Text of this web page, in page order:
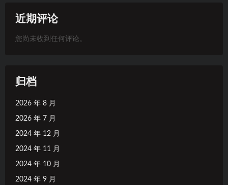
近期评论
您尚未收到任何评论。
归档
2026 年 8 月
2026 年 7 月
2024 年 12 月
2024 年 11 月
2024 年 10 月
2024 年 9 月